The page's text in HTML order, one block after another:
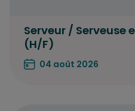
Serveur / Serveuse
(H/F)
04 août 2026